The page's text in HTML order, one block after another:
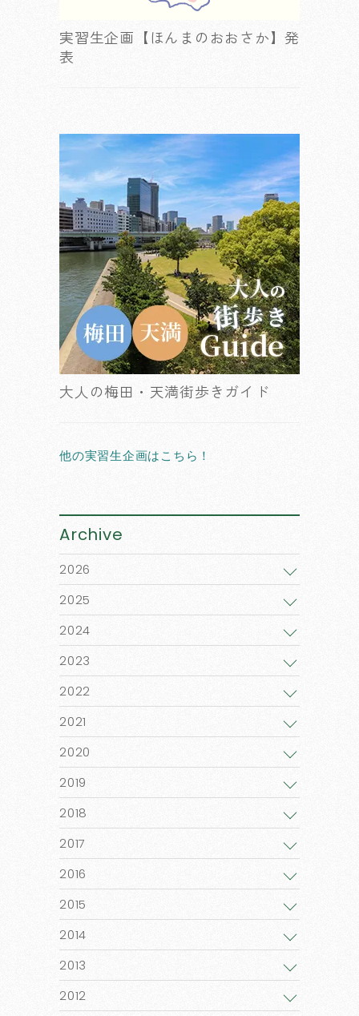
実習生企画【ほんまのおおさか】発
表
大人の梅田・天満街歩きガイド
他の実習生企画はこちら！
Archive
2026
2025
2024
2023
2022
2021
2020
2019
2018
2017
2016
2015
2014
2013
2012